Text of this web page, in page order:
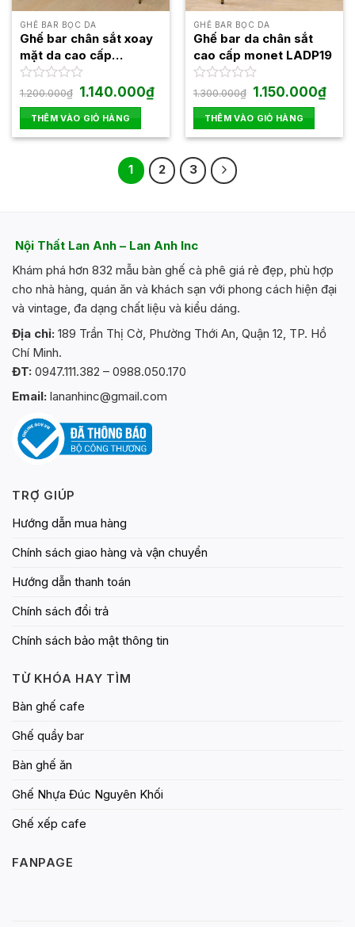
GHẾ BAR BỌC DA
Ghế bar chân sắt xoay
mặt da cao cấp
LADP26
Được
hạng
0
5
1.200.000₫ Giá
gốc
là:
1.200.000₫.
1.140.000₫Giá
hiện
1.140.000₫.
THÊM VÀO GIỎ HÀNG
GHẾ BAR BỌC DA
Ghế bar da chân sắt
cao cấp monet LADP19
Được
hạng
0
5
1.300.000₫ Giá
gốc
là:
1.300.000₫.
1.150.000₫Giá
hiện
THÊM VÀO GIỎ HÀNG
1 2 3
Nội Thất Lan Anh – Lan Anh Inc
Khám phá hơn 832 mẫu bàn ghế cà phê giá rẻ đẹp, phù hợp
cho nhà hàng, quán ăn và khách sạn với phong cách hiện đại
và vintage, đa dạng chất liệu và kiểu dáng.
Địa chỉ: 189 Trần Thị Cờ, Phường Thới An, Quận 12, TP. Hồ
Chí Minh.
ĐT: 0947.111.382 – 0988.050.170
Email: lananhinc@gmail.com
TRỢ GIÚP
Hướng dẫn mua hàng
Chính sách giao hàng và vận chuyển
Hướng dẫn thanh toán
Chính sách đổi trả
Chính sách bảo mật thông tin
TỪ KHÓA HAY TÌM
Bàn ghế cafe
Ghế quầy bar
Bàn ghế ăn
Ghế Nhựa Đúc Nguyên Khối
Ghế xếp cafe
FANPAGE